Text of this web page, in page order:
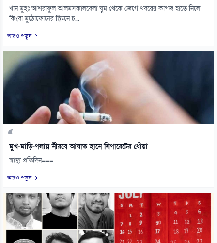
খান মুহঃ আশরাফুল আলমসকালবেলা ঘুম থেকে জেগে খবরের কাগজ হাতে নিলে
কিংবা মুঠোফোনের স্ক্রিনে চ...
আরও পড়ুন
মুখ-মাড়ি-গলায় নীরবে আঘাত হানে সিগারেটের ধোঁয়া
স্বাস্থ্য প্রতিদিন===
আরও পড়ুন